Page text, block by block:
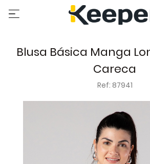
Blusa Básica Manga
Careca
Ref: 87941